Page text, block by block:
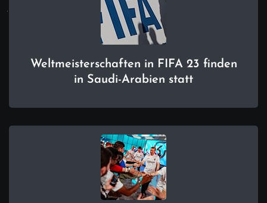
Weltmeisterschaften in FIFA 23 finden
in Saudi-Arabien statt